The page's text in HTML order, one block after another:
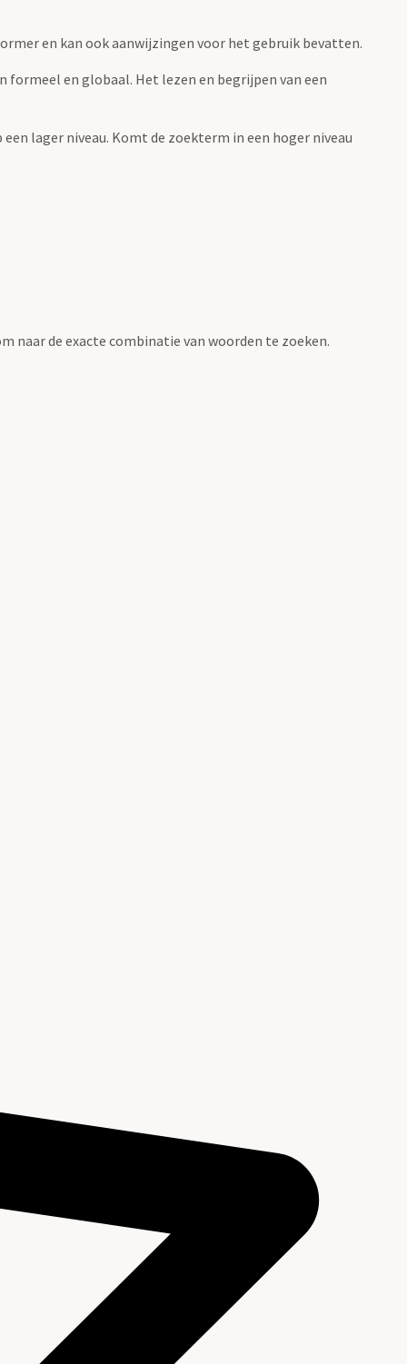
en kan ook aanwijzingen voor het gebruik bevatten.
en globaal. Het lezen en begrijpen van een
lager niveau. Komt de zoekterm in een hoger niveau
naar de exacte combinatie van woorden te zoeken.